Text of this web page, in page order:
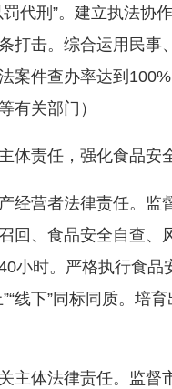
代刑”。建立执法协
打击。综合运用民事
案件查办率达到
有关部门）
责任，强化食品安
营者法律责任。监督
回、食品安全自查、
小时。严格执行食
线下”同标同质。培
体法律责任。监督市